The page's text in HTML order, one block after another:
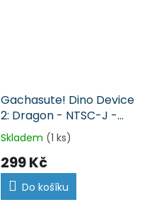
Gachasute! Dino Device
2: Dragon - NTSC-J -
japonsky (GBA)
Skladem (1 ks)
299 Kč
Do košíku